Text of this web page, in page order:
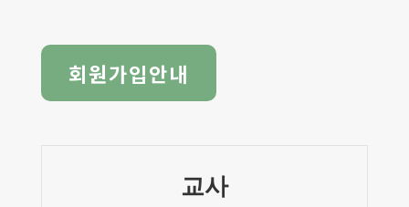
회원가입안내
교사